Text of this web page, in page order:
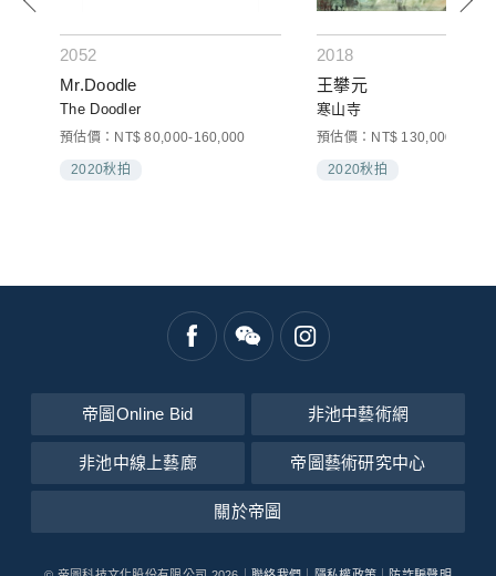
2052
Mr.Doodle
The Doodler
預估價：NT$ 80,000-160,000
2020秋拍
2018
王攀元
寒山寺
預估價：NT$ 130,000-
2020秋拍
帝圖Online Bid 非池中藝術網
非池中線上藝廊 帝圖藝術研究中心
關於帝圖